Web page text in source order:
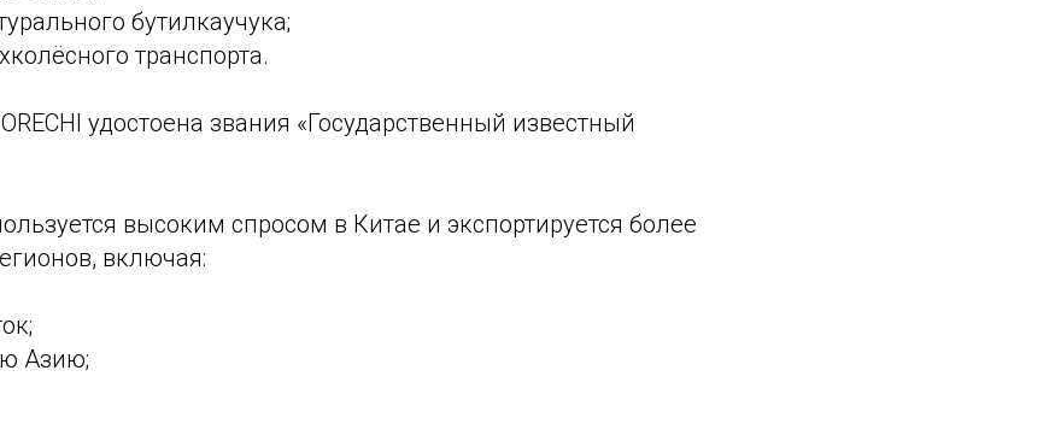
бутилкаучука;
транспорта.
удостоена звания «Государственный известный
высоким спросом в Китае и экспортируется более
включая:
Азию;